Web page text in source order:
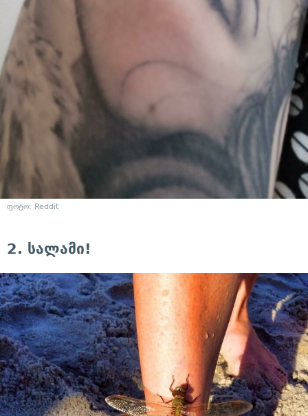
ფოტო: Reddit
2. სალამი!